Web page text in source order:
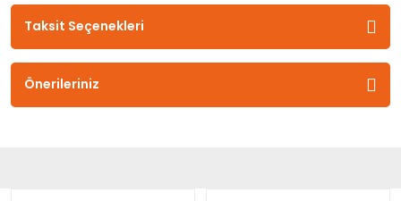
Taksit Seçenekleri
Önerileriniz